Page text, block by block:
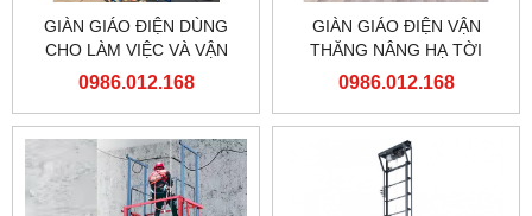
GIÀN GIÁO ĐIỆN DÙNG
CHO LÀM VIỆC VÀ VẬN
CHUYỂN TRÊN CAO
0986.012.168
GIÀN GIÁO ĐIỆN VẬN
THĂNG NÂNG HẠ TỜI
HÀNG
0986.012.168